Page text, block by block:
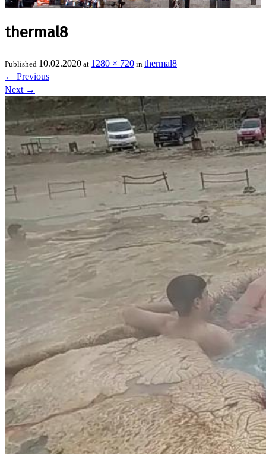
thermal8
Published 10.02.2020 at 1280 × 720 in thermal8
← Previous
Next →